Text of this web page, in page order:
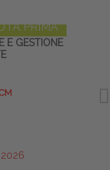
PRIMA
E GESTIONE